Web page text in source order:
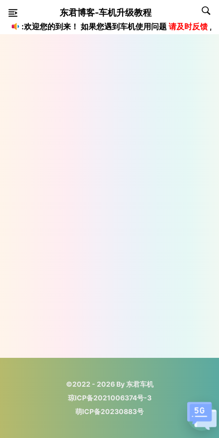
东君博客-车机升级教程
:欢迎您的到来！ 如果您遇到车机使用问题请及时反馈,
©2022 - 2026 By 东君车机
琼ICP备2021006374号-3
萌ICP备20230883号